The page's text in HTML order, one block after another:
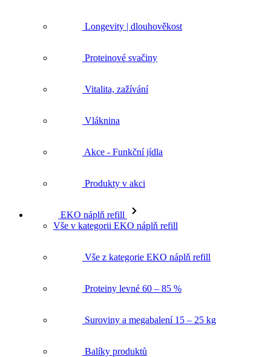
Vše v kategorii EKO náplň refill